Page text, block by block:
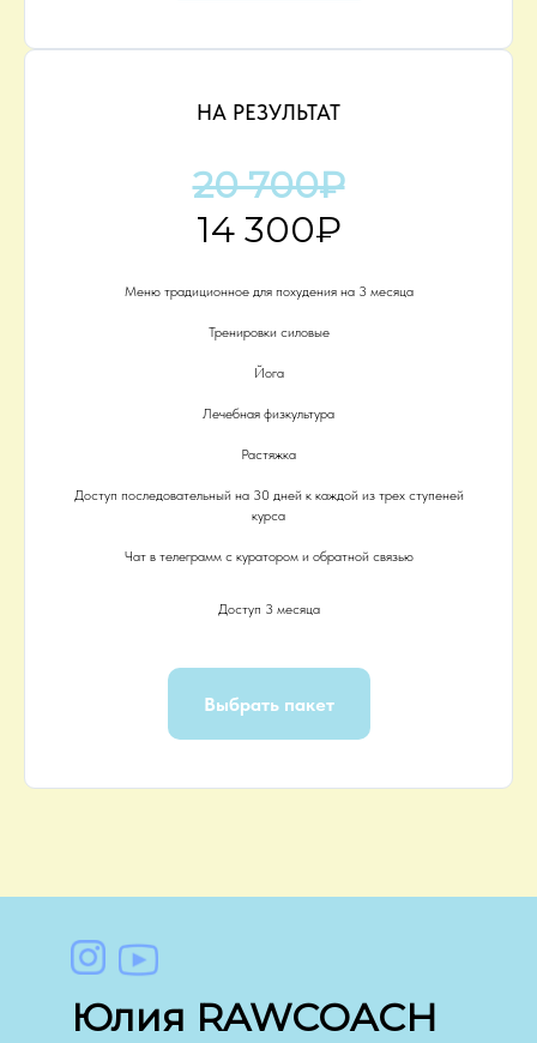
НА РЕЗУЛЬТАТ
20 700₽
14 300₽
Меню традиционное для похудения на 3 месяца
Тренировки силовые
Йога
Лечебная физкультура
Растяжка
Доступ последовательный на 30 дней к каждой из трех ступеней
курса
Чат в телеграмм с куратором и обратной связью
Доступ 3 месяца
Выбрать пакет
Юлия RAWCOACH